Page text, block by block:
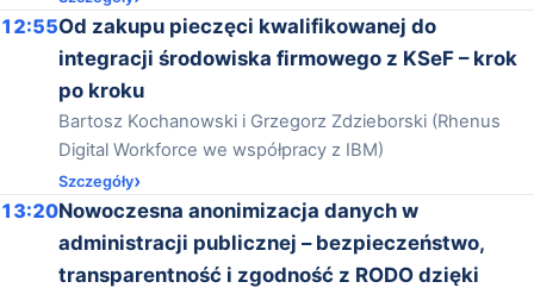
12:55Od zakupu pieczęci kwalifikowanej do
integracji środowiska firmowego z KSeF – krok
po kroku
Bartosz Kochanowski i Grzegorz Zdzieborski (Rhenus
Digital Workforce we współpracy z IBM)
Szczegóły
13:20Nowoczesna anonimizacja danych w
administracji publicznej – bezpieczeństwo,
transparentność i zgodność z RODO dzięki